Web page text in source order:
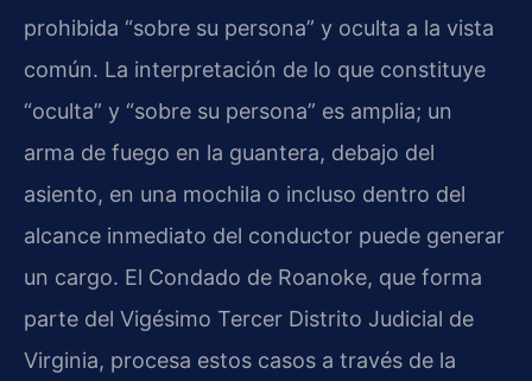
prohibida “sobre su persona” y oculta a la vista
común. La interpretación de lo que constituye
“oculta” y “sobre su persona” es amplia; un
arma de fuego en la guantera, debajo del
asiento, en una mochila o incluso dentro del
alcance inmediato del conductor puede generar
un cargo. El Condado de Roanoke, que forma
parte del Vigésimo Tercer Distrito Judicial de
Virginia, procesa estos casos a través de la